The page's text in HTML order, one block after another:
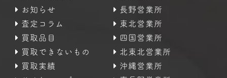
お知らせ
査定コラム
買取品目
買取できないもの
買取実績
長野営業所
東北営業所
四国営業所
北東北営業所
沖縄営業所